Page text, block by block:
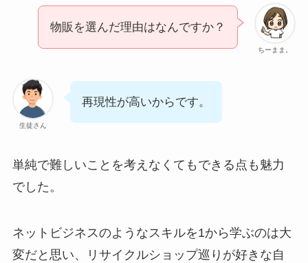
ちーまま。
物販を選んだ理由はなんですか？
生徒さん
再現性が高いからです。
単純で難しいことを考えなくてもできる点も魅力
でした。
ネットビジネスのようなスキルを1から学ぶのは大
変だと思い、リサイクルショップ巡りが好きな自